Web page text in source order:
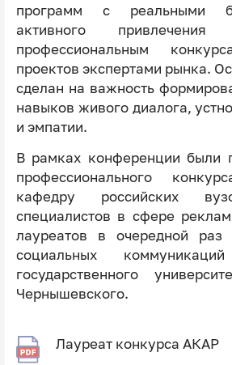
программ с реальными
активного
профессиональным
проектов экспертами рынка.
сделан на важность
навыков живого диалога,
и эмпатии.
В рамках конференции были
профессионального
кафедру российских
специалистов в сфере
лауреатов в очередной
социальных
государственного
Чернышевского.
Лауреат конкурса АКАР